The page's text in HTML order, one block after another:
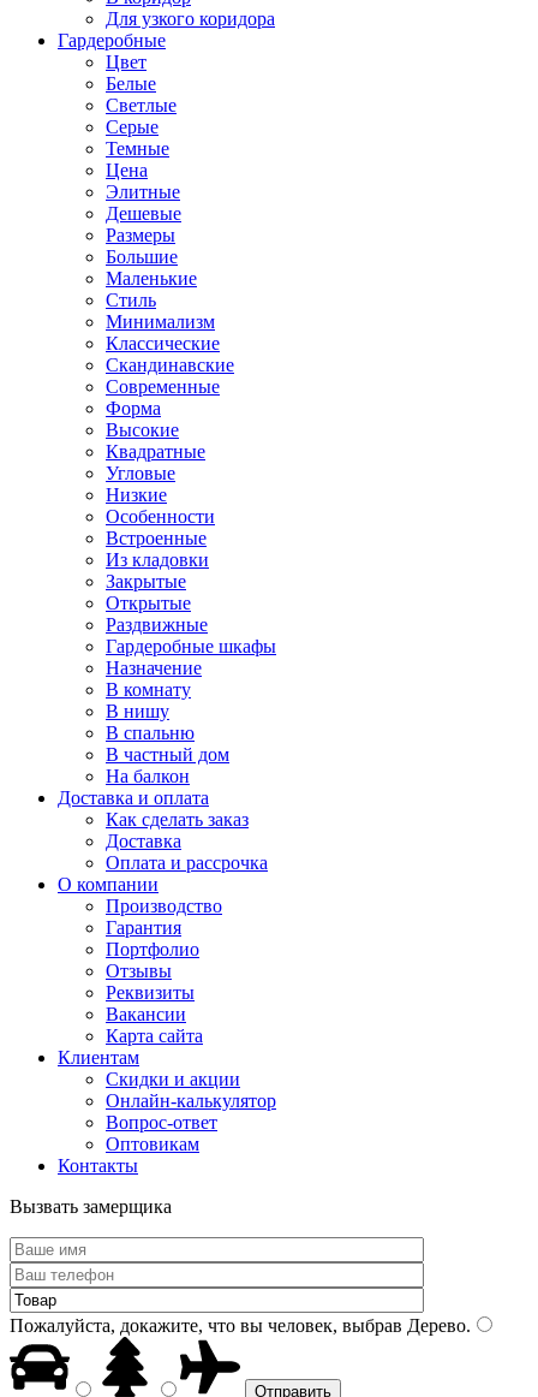
Для узкого коридора
Гардеробные
Цвет
Белые
Светлые
Серые
Темные
Цена
Элитные
Дешевые
Размеры
Большие
Маленькие
Стиль
Минимализм
Классические
Скандинавские
Современные
Форма
Высокие
Квадратные
Угловые
Низкие
Особенности
Встроенные
Из кладовки
Закрытые
Открытые
Раздвижные
Гардеробные шкафы
Назначение
В комнату
В нишу
В спальню
В частный дом
На балкон
Доставка и оплата
Как сделать заказ
Доставка
Оплата и рассрочка
О компании
Производство
Гарантия
Портфолио
Отзывы
Реквизиты
Вакансии
Карта сайта
Клиентам
Скидки и акции
Онлайн-калькулятор
Вопрос-ответ
Оптовикам
Контакты
Вызвать замерщика
Пожалуйста, докажите, что вы человек, выбрав Дерево.